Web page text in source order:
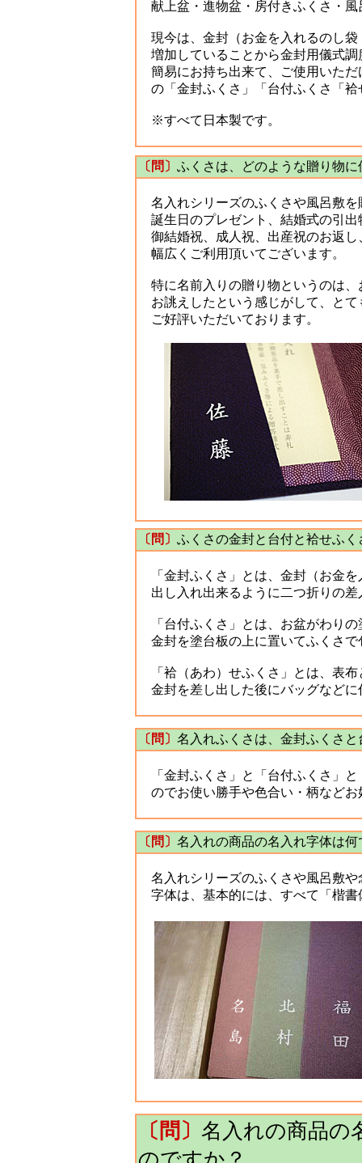
献上盆・進物盆・房付きふくさ・風
現今は、金封（お金を入れるのし袋
増加していることから金封用儀式調
簡易にお持ち出来て、ご使用いた
の「金封ふくさ」「台付ふくさ「
※すべて日本製です。
〔問〕 ふくさは、どのような贈り物
名入れシリーズのふくさや風呂敷を
誕生日のプレゼント、結婚式の引出
御結婚祝、成人祝、出産祝のお返し
幅広くご利用頂いてございます。
特に名前入りの贈り物というのは、
お誂えしたという感じがして、とて
ご好評いただいております。
〔問〕 ふくさの金封と台付と袷せふ
「金封ふくさ」とは、金封（お金を
出し入れ出来るように二つ折りの差
「台付ふくさ」とは、お盆がわりの
金封を塗台板の上に置いてふくさで
「袷（あわ）せふくさ」とは、表布
金封を差し出した後にバッグなどに
〔問〕 名入れふくさは、金封ふくさ
「金封ふくさ」と「台付ふくさ」と
のでお使い勝手や色合い・柄などお
〔問〕 名入れの商品の名入れ字体は何
名入れシリーズのふくさや風呂敷や
字体は、基本的には、すべて「楷書
〔問〕 名入れの商品の